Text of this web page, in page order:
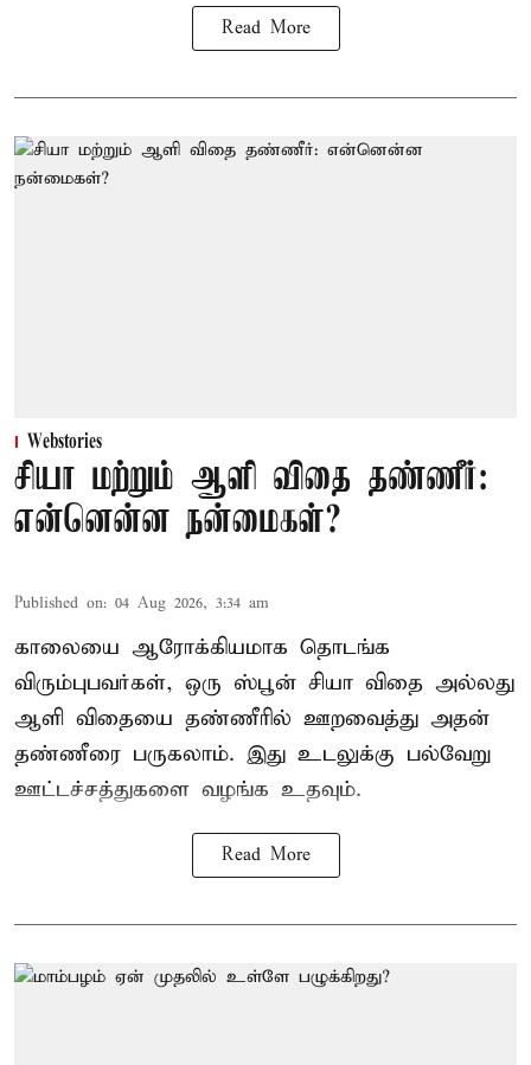
Read More
Webstories
சியா மற்றும் ஆளி விதை தண்ணீர்:
என்னென்ன நன்மைகள்?
Published on: 04 Aug 2026, 3:34 am
காலையை ஆரோக்கியமாக தொடங்க
விரும்புபவர்கள், ஒரு ஸ்பூன் சியா விதை அல்லது
ஆளி விதையை தண்ணீரில் ஊறவைத்து அதன்
தண்ணீரை பருகலாம். இது உடலுக்கு பல்வேறு
ஊட்டச்சத்துகளை வழங்க உதவும்.
Read More